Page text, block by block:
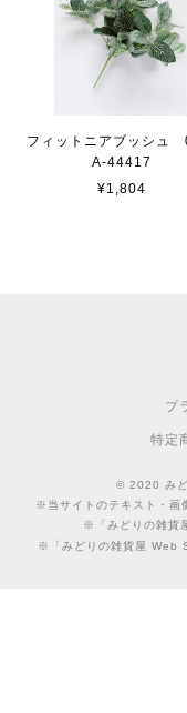
フィットニアブッシュ
A-44417
¥1,804
プ
特定
© 2020 み
※当サイトのテキスト・画
※「みどりの雑貨
※「みどりの雑貨屋 Web